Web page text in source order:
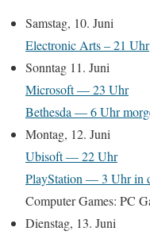
Samstag, 10. Juni
Electronic Arts – 21 Uhr
Sonntag 11. Juni
Microsoft — 23 Uhr
Bethesda — 6 Uhr
Montag, 12. Juni
Ubisoft — 22 Uhr
PlayStation — 3 Uhr in
Computer Games: PC
Dienstag, 13. Juni